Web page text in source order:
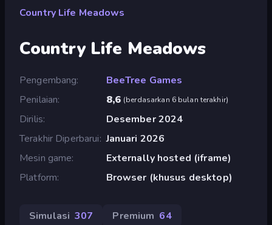
Country Life Meadows
Country Life Meadows
Pengembang
BeeTree Games
Penilaian
8,6 (berdasarkan 6 bulan terakhir)
Dirilis
Desember 2024
Terakhir Diperbarui Januari 2026
Mesin game
Externally hosted (iframe)
Platform
Browser (khusus desktop)
Simulasi 307 Premium 64